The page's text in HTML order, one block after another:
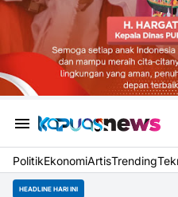
PolitikEkonomiArtisTrending
HEADLINE HARI INI